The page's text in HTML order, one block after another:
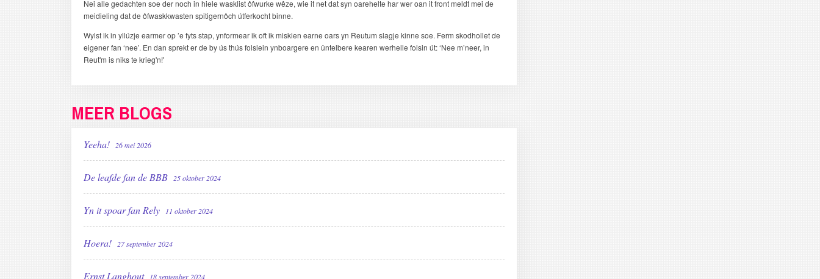
Nei alle gedachten soe der noch in hiele wasklist ôfwurke wêze, wie it net dat syn oarehelte har wer oan it front meldt mei de
meidieling dat de ôfwaskkwasten spitigernôch útferkocht binne.
Wylst ik in yllúzje earmer op ’e fyts stap, ynformear ik oft ik miskien earne oars yn Reutum slagje kinne soe. Ferm skodhollet de
eigener fan ‘nee’. En dan sprekt er de by ús thús folslein ynboargere en ûntelbere kearen werhelle folsin út: ‘Nee m’neer, in
Reut'm is niks te krieg'n!'
MEER BLOGS
Yeeha! 26 mei 2026
De leafde fan de BBB 25 oktober 2024
Yn it spoar fan Rely 11 oktober 2024
Hoera! 27 september 2024
Ernst Langhout 18 september 2024